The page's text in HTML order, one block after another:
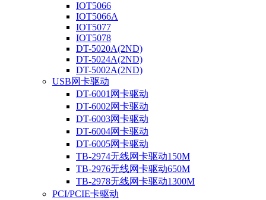
IOT5066
IOT5066A
IOT5077
IOT5078
DT-5020A(2ND)
DT-5024A(2ND)
DT-5002A(2ND)
USB网卡驱动
DT-6001网卡驱动
DT-6002网卡驱动
DT-6003网卡驱动
DT-6004网卡驱动
DT-6005网卡驱动
TB-2974无线网卡驱动150M
TB-2976无线网卡驱动650M
TB-2978无线网卡驱动1300M
PCI/PCIE卡驱动